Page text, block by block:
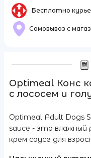
Бесплатно
Самовывоз с
Optimeal Конс
с лососем и
Optimeal Adult Dogs
sauce - это влажный
крем соусе для